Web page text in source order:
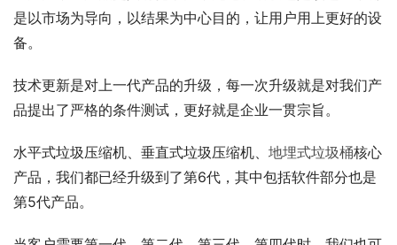
是以市场为导向，以结果为中心目的，让用户用上更好的设
备。
技术更新是对上一代产品的升级，每一次升级就是对我们产
品提出了严格的条件测试，更好就是企业一贯宗旨。
水平式垃圾压缩机、垂直式垃圾压缩机、 地埋式垃圾桶核心
产品，我们都已经升级到了第6代，其中包括软件部分也是
第5代产品。